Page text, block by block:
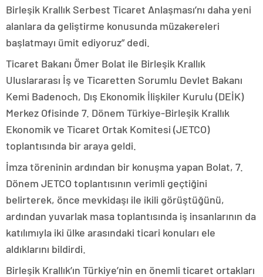
Birleşik Krallık Serbest Ticaret Anlaşması’nı daha yeni
alanlara da geliştirme konusunda müzakereleri
başlatmayı ümit ediyoruz” dedi.
Ticaret Bakanı Ömer Bolat ile Birleşik Krallık
Uluslararası İş ve Ticaretten Sorumlu Devlet Bakanı
Kemi Badenoch, Dış Ekonomik İlişkiler Kurulu (DEİK)
Merkez Ofisinde 7. Dönem Türkiye-Birleşik Krallık
Ekonomik ve Ticaret Ortak Komitesi (JETCO)
toplantısında bir araya geldi.
İmza töreninin ardından bir konuşma yapan Bolat, 7.
Dönem JETCO toplantısının verimli geçtiğini
belirterek, önce mevkidaşı ile ikili görüştüğünü,
ardından yuvarlak masa toplantısında iş insanlarının da
katılımıyla iki ülke arasındaki ticari konuları ele
aldıklarını bildirdi.
Birleşik Krallık’ın Türkiye’nin en önemli ticaret ortakları